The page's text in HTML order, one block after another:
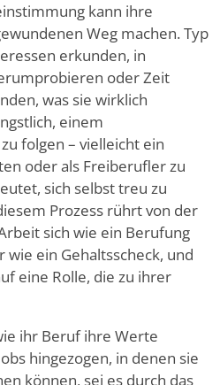
kann ihre
Weg machen. Typ
erkunden, in
oder Zeit
was sie wirklich
einem
folgen – vielleicht ein
oder als Freiberufler zu
sich selbst treu zu
Prozess rührt von der
sich wie ein Berufung
ein Gehaltsscheck, und
eine Rolle, die zu ihrer
ihr Beruf ihre Werte
hingezogen, in denen sie
können, sei es durch das